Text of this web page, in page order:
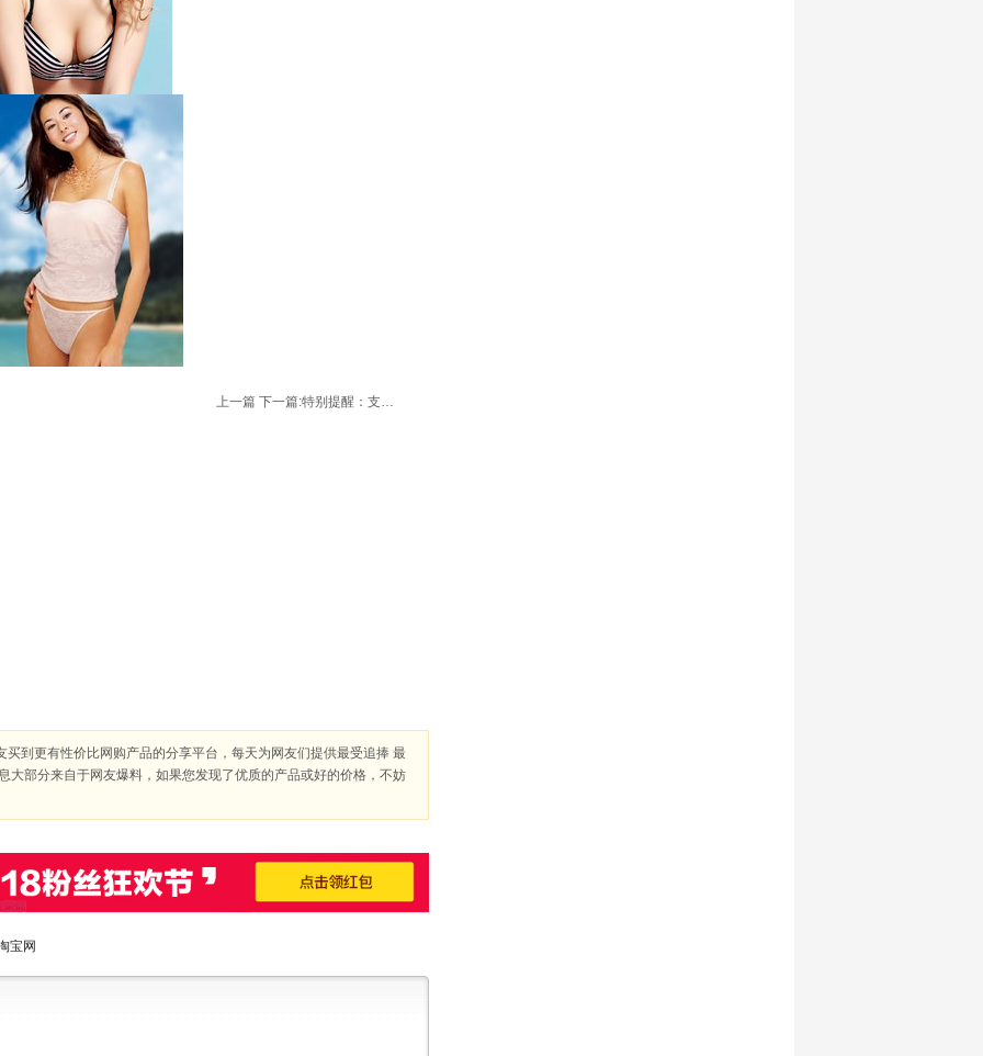
上一篇 下一篇: 特别提醒：支付宝将于2月8日起关闭信用卡充值通道
到更有性价比网购产品的分享平台，每天为网友们提供最受追捧 最
大部分来自于网友爆料，如果您发现了优质的产品或好的价格，不妨
宝网